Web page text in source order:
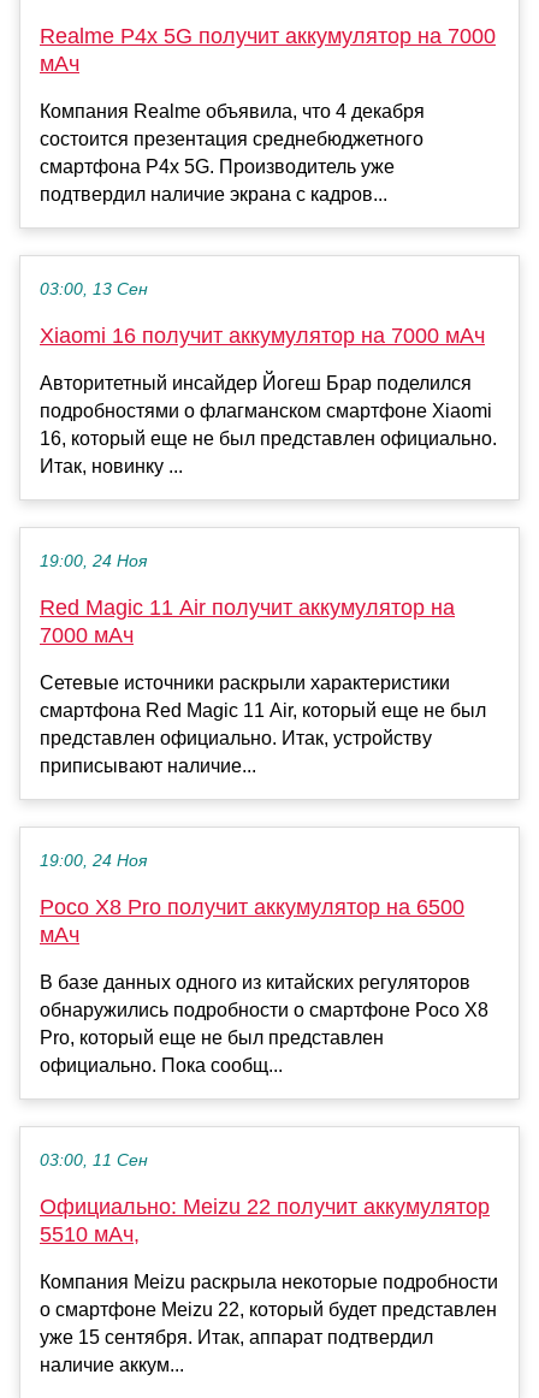
Realme P4x 5G получит аккумулятор на 7000
мАч
Компания Realme объявила, что 4 декабря
состоится презентация среднебюджетного
смартфона P4x 5G. Производитель уже
подтвердил наличие экрана с кадров...
03:00, 13 Сен
Xiaomi 16 получит аккумулятор на 7000 мАч
Авторитетный инсайдер Йогеш Брар поделился
подробностями о флагманском смартфоне Xiaomi
16, который еще не был представлен официально.
Итак, новинку ...
19:00, 24 Ноя
Red Magic 11 Air получит аккумулятор на
7000 мАч
Сетевые источники раскрыли характеристики
смартфона Red Magic 11 Air, который еще не был
представлен официально. Итак, устройству
приписывают наличие...
19:00, 24 Ноя
Poco X8 Pro получит аккумулятор на 6500
мАч
В базе данных одного из китайских регуляторов
обнаружились подробности о смартфоне Poco X8
Pro, который еще не был представлен
официально. Пока сообщ...
03:00, 11 Сен
Официально: Meizu 22 получит аккумулятор
5510 мАч,
Компания Meizu раскрыла некоторые подробности
о смартфоне Meizu 22, который будет представлен
уже 15 сентября. Итак, аппарат подтвердил
наличие аккум...